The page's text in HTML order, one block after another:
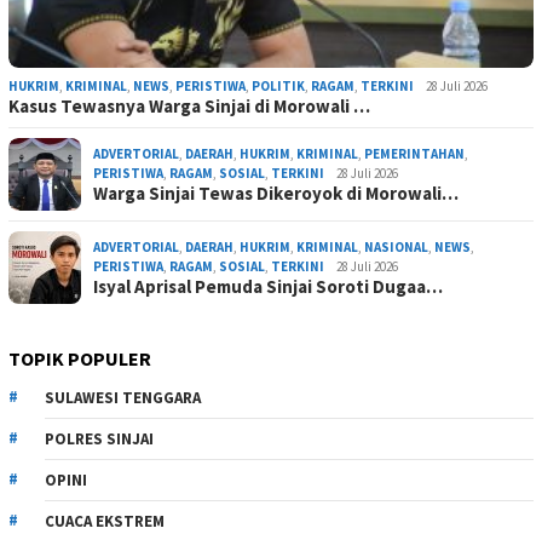
HUKRIM, KRIMINAL, NEWS, PERISTIWA, POLITIK, RAGAM, TERKINI 28 Juli 2026
Kasus Tewasnya Warga Sinjai di Morowali …
ADVERTORIAL, DAERAH, HUKRIM, KRIMINAL, PEMERINTAHAN,
PERISTIWA, RAGAM, SOSIAL, TERKINI 28 Juli 2026
Warga Sinjai Tewas Dikeroyok di Morowali…
ADVERTORIAL, DAERAH, HUKRIM, KRIMINAL, NASIONAL, NEWS,
PERISTIWA, RAGAM, SOSIAL, TERKINI 28 Juli 2026
Isyal Aprisal Pemuda Sinjai Soroti Dugaa…
TOPIK POPULER
SULAWESI TENGGARA
POLRES SINJAI
OPINI
CUACA EKSTREM